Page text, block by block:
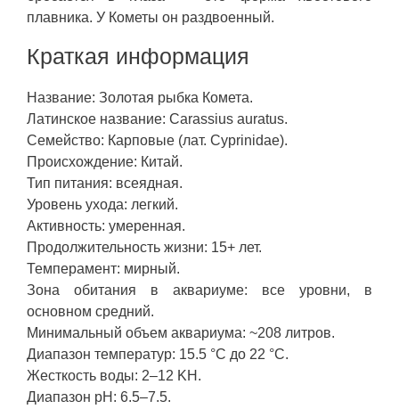
плавника. У Кометы он раздвоенный.
Краткая информация
Название: Золотая рыбка Комета.
Латинское название: Carassius auratus.
Семейство: Карповые (лат. Cyprinidae).
Происхождение: Китай.
Тип питания: всеядная.
Уровень ухода: легкий.
Активность: умеренная.
Продолжительность жизни: 15+ лет.
Темперамент: мирный.
Зона обитания в аквариуме: все уровни, в
основном средний.
Минимальный объем аквариума: ~208 литров.
Диапазон температур: 15.5 °C до 22 °C.
Жесткость воды: 2–12 KH.
Диапазон pH: 6.5–7.5.